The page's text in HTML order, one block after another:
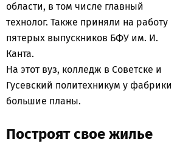
области, в том числе главный
технолог. Также приняли на работу
пятерых выпускников БФУ им. И.
Канта.
На этот вуз, колледж в Советске и
Гусевский политехникум у фабрики
большие планы.
Построят свое жилье